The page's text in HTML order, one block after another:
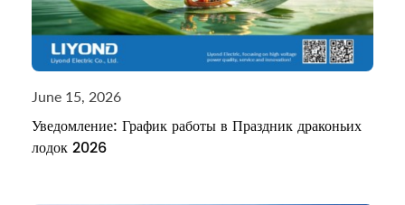
June 15, 2026
Уведомление: График работы в Праздник драконьих
лодок 2026